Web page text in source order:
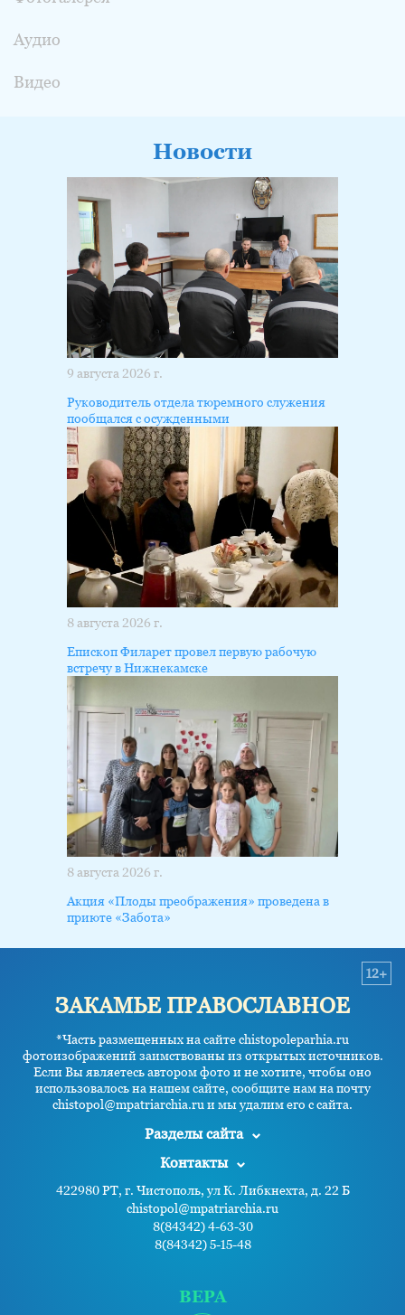
Аудио
Видео
Новости
9 августа 2026 г.
Руководитель отдела тюремного служения
пообщался с осужденными
8 августа 2026 г.
Епископ Филарет провел первую рабочую
встречу в Нижнекамске
8 августа 2026 г.
Акция «Плоды преображения» проведена в
приюте «Забота»
ЗАКАМЬЕ ПРАВОСЛАВНОЕ
*Часть размещенных на сайте chistopoleparhia.ru
фотоизображений заимствованы из открытых источников.
Если Вы являетесь автором фото и не хотите, чтобы оно
использовалось на нашем сайте, сообщите нам на почту
chistopol@mpatriarchia.ru и мы удалим его с сайта.
12+
Разделы сайта
Контакты
422980 РТ, г. Чистополь, ул К. Либкнехта, д. 22 Б
chistopol@mpatriarchia.ru
8(84342) 4-63-30
8(84342) 5-15-48
ВЕРА